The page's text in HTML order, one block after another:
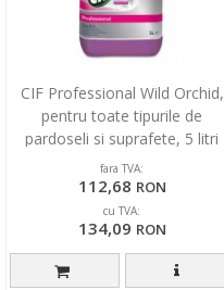
CIF Professional Wild Orchid,
pentru toate tipurile de
pardoseli si suprafete, 5 litri
fara TVA:
112,68 RON
cu TVA:
134,09 RON